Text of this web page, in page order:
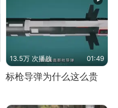
13.5万 次播放 01:49
标枪导弹为什么这么贵